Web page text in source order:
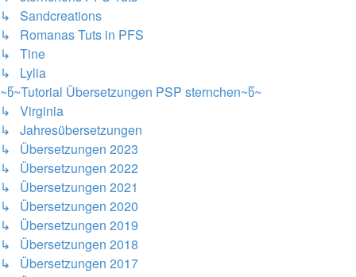
↳ Sandcreations
↳ Romanas Tuts in PFS
↳ Tine
↳ Lylia
~წ~Tutorial Übersetzungen PSP sternchen~წ~
↳ Virginia
↳ Jahresübersetzungen
↳ Übersetzungen 2023
↳ Übersetzungen 2022
↳ Übersetzungen 2021
↳ Übersetzungen 2020
↳ Übersetzungen 2019
↳ Übersetzungen 2018
↳ Übersetzungen 2017